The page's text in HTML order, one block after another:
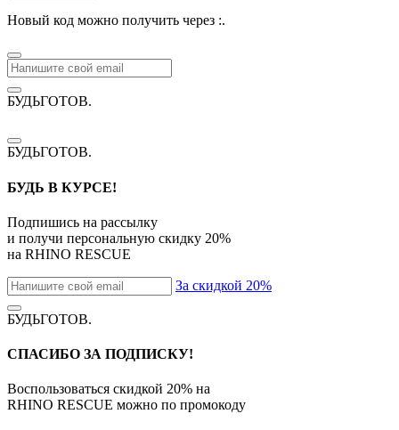
Новый код можно получить через :.
БУДЬГОТОВ.
БУДЬГОТОВ.
БУДЬ В КУРСЕ!
Подпишись на рассылку
и получи персональную скидку 20%
на RHINO RESCUE
За скидкой 20%
БУДЬГОТОВ.
СПАСИБО ЗА ПОДПИСКУ!
Воспользоваться скидкой 20% на
RHINO RESCUE можно по промокоду